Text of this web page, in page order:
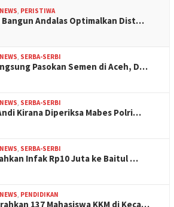
NEWS PERISTIWA
Bangun Andalas Optimalkan Dist…
NEWS SERBA-SERBI
Pasokan Semen di Aceh, D…
NEWS SERBA-SERBI
Kirana Diperiksa Mabes Polri…
NEWS SERBA-SERBI
Infak Rp10 Juta ke Baitul …
NEWS PENDIDIKAN
137 Mahasiswa KKM di Keca…